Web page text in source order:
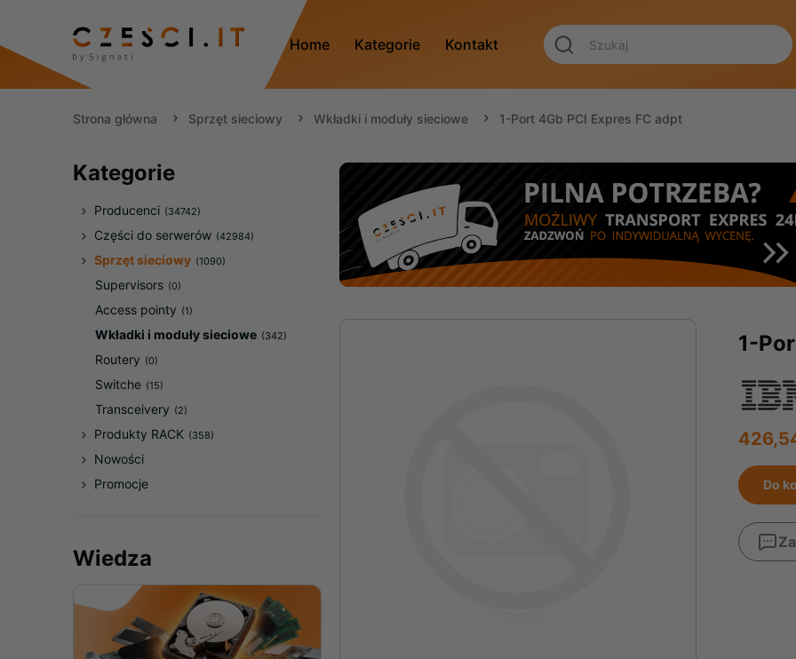
Home Kategorie Kontakt
Strona główna Sprzęt sieciowy Wkładki i moduły sieciowe 1-Port 4Gb PCI Expres FC adpt
Kategorie
Producenci (34742)
Części do serwerów (42984)
Sprzęt sieciowy (1090)
Supervisors (0)
Access pointy (1)
Wkładki i moduły sieciowe (342)
Routery (0)
Switche (15)
Transceivery (2)
Produkty RACK (358)
Nowości
Promocje
Wiedza
1-
Do